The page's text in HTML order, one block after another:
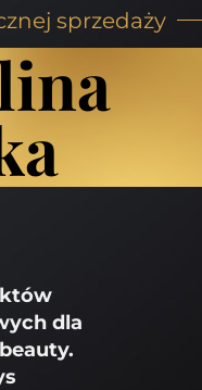
sprzedaży
dla